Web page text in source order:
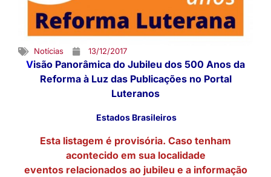
Notícias 13/12/2017
Visão Panorâmica do Jubileu dos 500 Anos da
Reforma à Luz das Publicações no Portal
Luteranos
Estados Brasileiros
Esta listagem é provisória. Caso tenham
acontecido em sua localidade
eventos relacionados ao jubileu e a informação